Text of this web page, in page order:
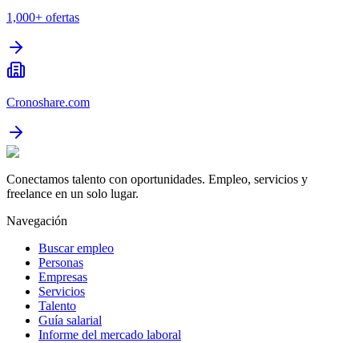
1,000+ ofertas
Cronoshare.com
Conectamos talento con oportunidades. Empleo, servicios y
freelance en un solo lugar.
Navegación
Buscar empleo
Personas
Empresas
Servicios
Talento
Guía salarial
Informe del mercado laboral